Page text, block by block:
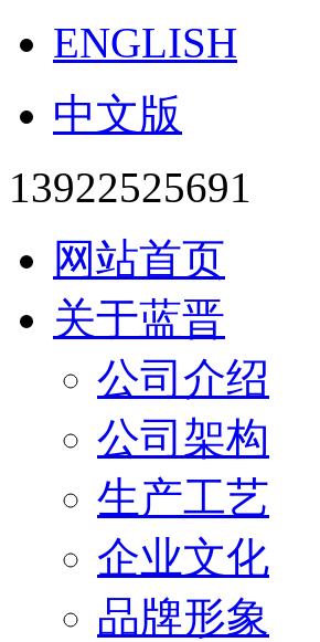
ENGLISH
中文版
13922525691
网站首页
关于蓝晋
公司介绍
公司架构
生产工艺
企业文化
品牌形象